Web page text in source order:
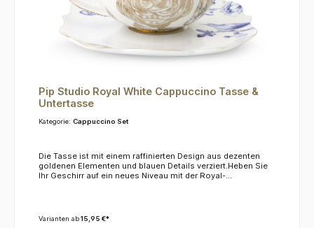
Pip Studio Royal White Cappuccino Tasse &
Untertasse
Kategorie: Cappuccino Set
Die Tasse ist mit einem raffinierten Design aus dezenten
goldenen Elementen und blauen Details verziert.Heben Sie
Ihr Geschirr auf ein neues Niveau mit der Royal-
Varianten ab15,95 €*